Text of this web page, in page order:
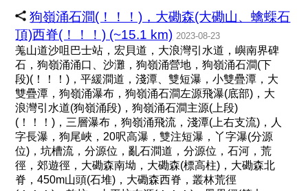
狗嶺涌石澗(！！！)，大磡森(大磡山、蠄蟝石
頂)西脊(！！！) (~15.1 km) 2023-08-23
羗山道沙咀巴士站，宏貝道，大浪灣引水道，嶼南界碑
石，狗嶺涌涌口、沙灘，狗嶺涌營地，狗嶺涌石澗(下
段)(！！！)，平緩澗道，淺潭、雙短瀑，小雙疊潭，大
雙疊潭，狗嶺涌瀑布，狗嶺涌石澗左源飛瀑(底部)，大
浪灣引水道(狗嶺涌段)，狗嶺涌石澗主源(上段)
(！！！)，三層瀑布，狗嶺涌飛流，淺潭(上右支流)，人
字長瀑，狗尾峽，20呎高瀑，雙注短瀑，丫字瀑(分源
位)，坑槽流，分源位，亂石澗道，分源位，石河，荒
徑，郊遊徑，大磡森南坳，大磡森(標高柱)，大磡森北
脊，450m山頭(石堆)，大磡森西脊，叢林荒徑